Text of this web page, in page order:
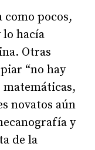
pocos,
lo hacía
Otras
“no hay
novatos aún
y
de la